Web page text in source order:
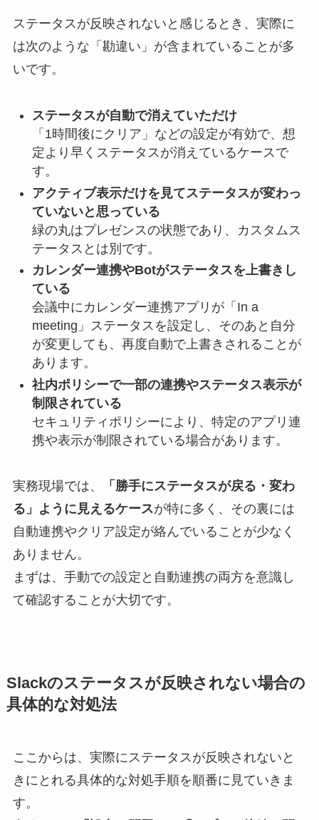
ステータスが反映されないと感じるとき、実際に
は次のような「勘違い」が含まれていることが多
いです。
ステータスが自動で消えていただけ
「1時間後にクリア」などの設定が有効で、想
定より早くステータスが消えているケースで
す。
アクティブ表示だけを見てステータスが変わっ
ていないと思っている
緑の丸はプレゼンスの状態であり、カスタムス
テータスとは別です。
カレンダー連携やBotがステータスを上書きし
ている
会議中にカレンダー連携アプリが「In a
meeting」ステータスを設定し、そのあと自分
が変更しても、再度自動で上書きされることが
あります。
社内ポリシーで一部の連携やステータス表示が
制限されている
セキュリティポリシーにより、特定のアプリ連
携や表示が制限されている場合があります。
実務現場では、
「勝手にステータスが戻る・変わ
る」ように見えるケースが特に多く、その裏には
自動連携やクリア設定が絡んでいることが少なく
ありません。
まずは、手動での設定と自動連携の両方を意識し
て確認することが大切です。
Slackのステータスが反映されない場合の
具体的な対処法
ここからは、実際にステータスが反映されないと
きにとれる具体的な対処手順を順番に見ていきま
す。